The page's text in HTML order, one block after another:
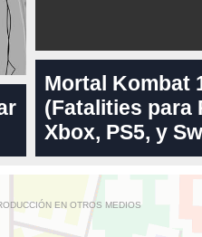
Mortal Kombat
(Fatalities para
Xbox, PS5, y
EN OTROS MEDIOS